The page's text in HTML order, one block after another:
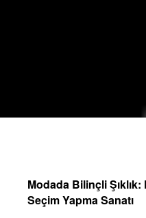
Modada Bilinçli
Seçim Yapma Sanatı